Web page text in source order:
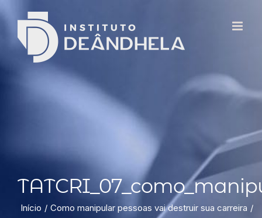
Início
Como manipular pessoas vai destruir sua carreira